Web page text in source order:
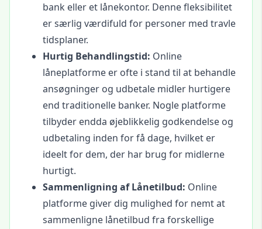
bank eller et lånekontor. Denne fleksibilitet
er særlig værdifuld for personer med travle
tidsplaner.
Hurtig Behandlingstid: Online
låneplatforme er ofte i stand til at behandle
ansøgninger og udbetale midler hurtigere
end traditionelle banker. Nogle platforme
tilbyder endda øjeblikkelig godkendelse og
udbetaling inden for få dage, hvilket er
ideelt for dem, der har brug for midlerne
hurtigt.
Sammenligning af Lånetilbud: Online
platforme giver dig mulighed for nemt at
sammenligne lånetilbud fra forskellige